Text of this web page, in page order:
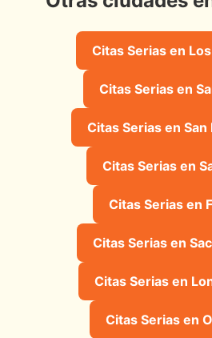
Citas Serias en
Citas Serias en
Citas Serias en
Citas Serias en
Citas Serias en
Citas Serias en
Citas Serias en
Citas Serias en